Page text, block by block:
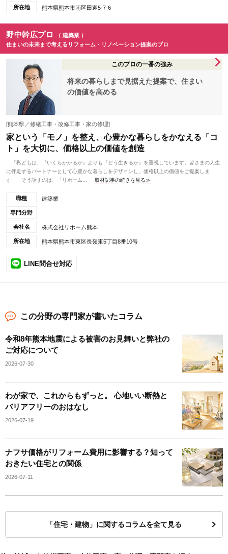
所在地 熊本県熊本市南区田迎5-7-6
野中幹広プロ
（ 建築業 ）
住まいの未来まで考えるリフォーム・リノベーション提案のプロ
このプロの一番の強み
将来の暮らしまで見据えた提案で、住まい
の価値を高める
[熊本県／修繕工事・改修工事・家の修理]
家という「モノ」を整え、心豊かな暮らしをかなえる「コ
ト」を大切に、価格以上の価値を創造
「私どもは、『いくらかかるか』よりも『どう生きるか』を重視しています。皆さまの人生
に伴走するパートナーとして心豊かな暮らしをデザインし、価格以上の価値をご提案しま
す」 そう話すのは、「リホーム...
取材記事の続きを見る≫
職種 建築業
専門分野
会社名 株式会社リホーム熊本
所在地 熊本県熊本市東区長嶺東5丁目8番10号
LINE問合せ対応
この分野の専門家が書いたコラム
令和8年熊本地震による被害のお見舞いと弊社の
ご対応について
2026-07-30
わが家で、これからもずっと。 心地いい断熱と
バリアフリーのおはなし
2026-07-19
ナフサ価格がリフォーム費用に影響する？知って
おきたい住宅との関係
2026-07-11
「住宅・建物」に関するコラムを全て見る